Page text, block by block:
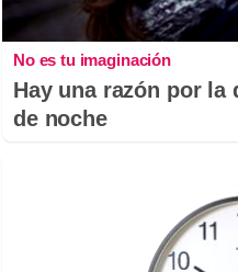
No es tu imaginación
Hay una razón por la
de noche